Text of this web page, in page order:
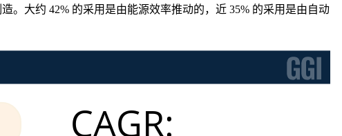
。大约 42% 的采用是由能源效率推动的，近 35% 的采用是由自动